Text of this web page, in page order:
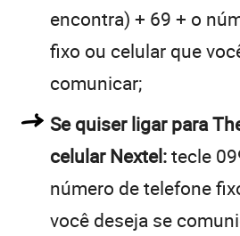
encontra) + 69 + o
fixo ou celular que
comunicar;
Se quiser ligar para
celular Nextel:tecle
número de telefone
você deseja se